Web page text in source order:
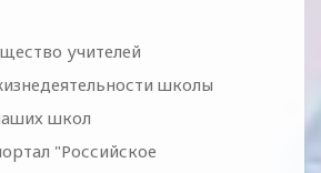
учителей
школы
школ
"Российское